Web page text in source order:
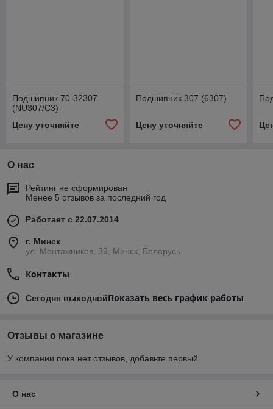
Подшипник 70-32307
(NU307/С3)
Цену уточняйте
Подшипник 307 (6307)
Цену уточняйте
О нас
Рейтинг не сформирован
Менее 5 отзывов за последний год
Работает с 22.07.2014
г. Минск
ул. Монтажников, 39, Минск, Беларусь
Контакты
Сегодня выходнойПоказать весь график работы
Отзывы о магазине
У компании пока нет отзывов, добавьте первый
О нас